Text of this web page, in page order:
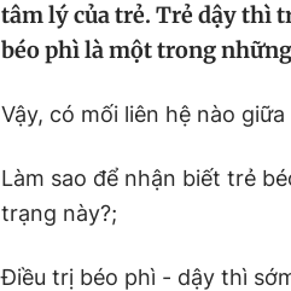
tâm lý của trẻ. Trẻ dậy thì
béo phì là một trong
Vậy, có mối liên hệ nào
Làm sao để nhận biết trẻ
trạng này?;
Điều trị béo phì - dậy thì